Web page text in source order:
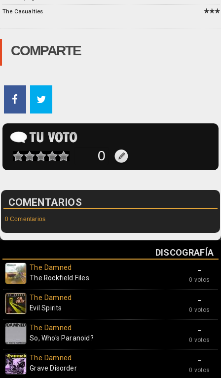
The Casualties
COMPARTE
COMENTARIOS
0 Comentarios
DISCOGRAFÍA
-
0 votos
The Damned
The Rockfield Files
-
0 votos
The Damned
Evil Spirits
-
0 votos
The Damned
So, Who's Paranoid?
-
0 votos
The Damned
Grave Disorder